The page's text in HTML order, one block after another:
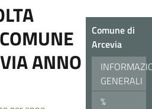
ANNO
Comune di
Arcevia
GENERALI
%